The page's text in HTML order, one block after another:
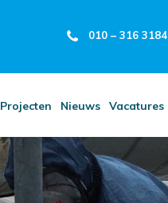
010 – 316 3184
Projecten Nieuws Vacatures